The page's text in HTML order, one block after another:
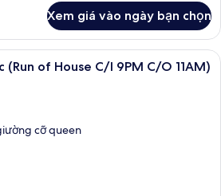
Xem giá vào ngày bạn chọn
Chăn bông, két bảo mật tại phòng,
(Run of House C/I 9PM C/O 11AM)
cỡ queen